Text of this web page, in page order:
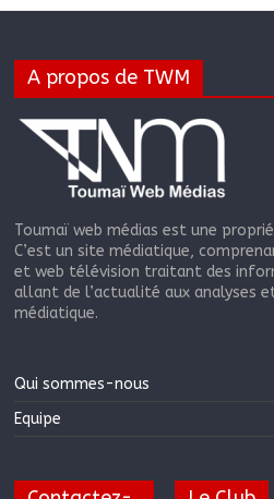
A propos de TWM
Toumaï web médias est une
C’est un site médiatique,
et web télévision traitant des
allant de l’actualité aux analyses
médiatique.
Qui sommes-nous
Equipe